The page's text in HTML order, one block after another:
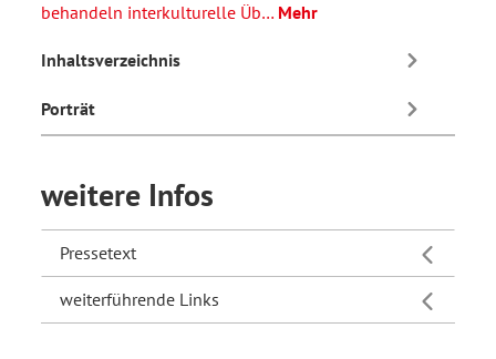
behandeln interkulturelle Üb… Mehr
Inhaltsverzeichnis
Porträt
weitere Infos
Pressetext
weiterführende Links